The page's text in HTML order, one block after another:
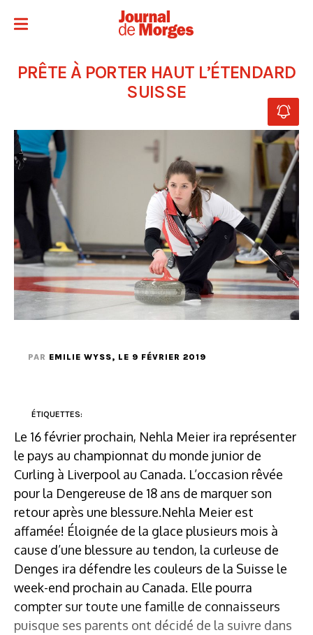
PRÊTE À PORTER HAUT L’ÉTENDARD
SUISSE
PAR EMILIE WYSS, LE 9 FÉVRIER 2019
ÉTIQUETTES:
Le 16 février prochain, Nehla Meier ira représenter
le pays au championnat du monde junior de
Curling à Liverpool au Canada. L’occasion rêvée
pour la Dengereuse de 18 ans de marquer son
retour après une blessure.Nehla Meier est
affamée! Éloignée de la glace plusieurs mois à
cause d’une blessure au tendon, la curleuse de
Denges ira défendre les couleurs de la Suisse le
week-end prochain au Canada. Elle pourra
compter sur toute une famille de connaisseurs
puisque ses parents ont décidé de la suivre dans